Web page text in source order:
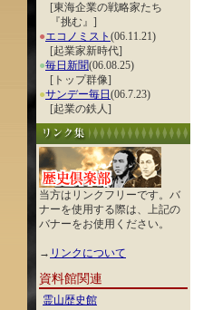
[東海企業の戦略家たち
『挑む』]
●エコノミスト (06.11.21)
[起業家新時代]
●毎日新聞(06.08.25)
[トップ群像]
●サンデー毎日 (06.7.23)
[起業の鉄人]
当方はリンクフリーです。バ
ナーを使用する際は、上記の
バナーをお使用ください。
→ リンクについて
資料館関連
霊山歴史館